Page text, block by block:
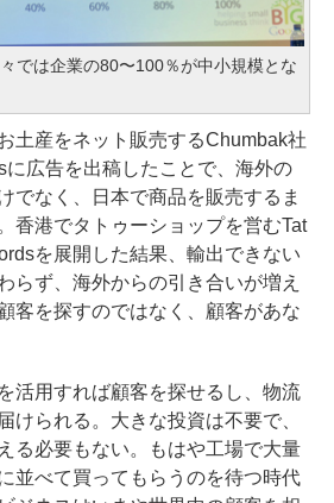
では企業の80〜100％が中小規模とな
土産をネット販売するChumbak社
に広告を出稿したことで、海外の
でなく、日本で商品を販売するま
香港でタトゥーショップを営むTat
を展開した結果、輸出できない
らず、海外からの引き合いが増え
客を探すのではなく、顧客があな
活用すれば顧客を探せるし、物流
けられる。大きな投資は不要で、
る必要もない。もはや工場で大量
並べて買ってもらうのを待つ時代